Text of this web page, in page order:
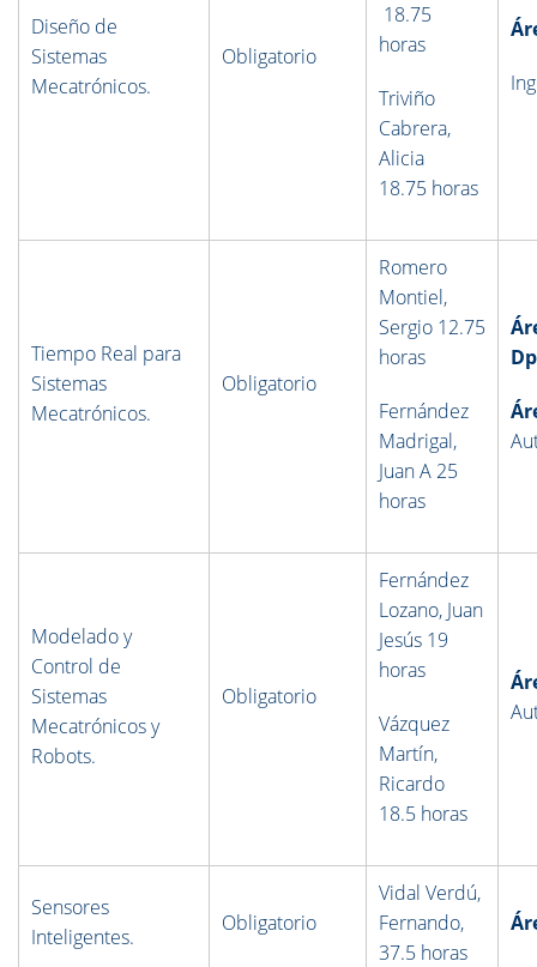
Diseño de
Sistemas
Mecatrónicos.
Obligatorio
18.75
horas
Triviño
Cabrera,
Alicia
18.75 horas
Tiempo Real para
Sistemas
Mecatrónicos.
Obligatorio
Romero
Montiel,
Sergio 12.75
horas
Fernández
Madrigal,
Juan A 25
horas
Modelado y
Control de
Sistemas
Mecatrónicos y
Robots.
Obligatorio
Fernández
Lozano, Juan
Jesús 19
horas
Vázquez
Martín,
Ricardo
18.5 horas
Sensores
Inteligentes.
Obligatorio
Vidal Verdú,
Fernando,
37.5 horas